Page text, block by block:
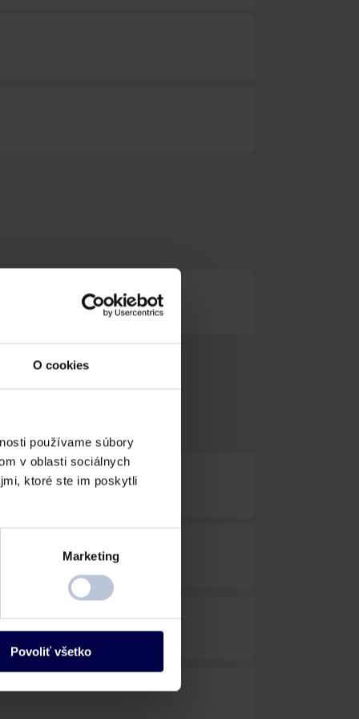
O cookies
používame súbory
v oblasti sociálnych
ktoré ste im poskytli
Marketing
Povoliť všetko